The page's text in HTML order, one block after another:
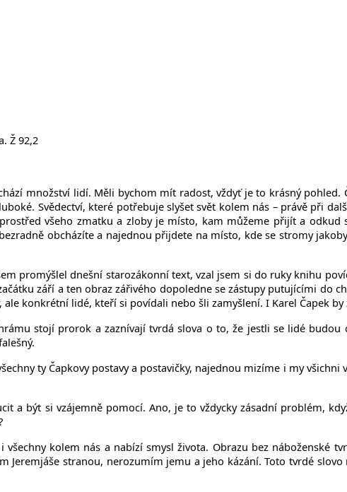
Ž 92,2
množství lidí. Měli bychom mít radost, vždyť je to krásný pohled.
Svědectví, které potřebuje slyšet svět kolem nás – právě při
všeho zmatku a zloby je místo, kam můžeme přijít a odkud
obcházíte a najednou přijdete na místo, kde se stromy
promýšlel dnešní starozákonní text, vzal jsem si do ruky knihu
září a ten obraz zářivého dopoledne se zástupy putujícími do
konkrétní lidé, kteří si povídali nebo šli zamyšlení. I Karel Čapek
stojí prorok a zaznívají tvrdá slova o to, že jestli se lidé budou
ty Čapkovy postavy a postavičky, najednou mizíme i my všichni
a být si vzájemně pomocí. Ano, je to vždycky zásadní problém,
kolem nás a nabízí smysl života. Obrazu bez náboženské
stranou, nerozumím jemu a jeho kázání. Toto tvrdé